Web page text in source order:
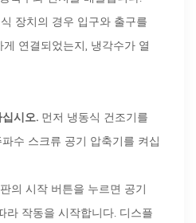
장치의 경우 입구와 출구를
연결되었는지, 냉각수가 열
시오. 먼저 냉동식 건조기를
수 스크류 공기 압축기를 켜십
의 시작 버튼을 누르면 공기
라 작동을 시작합니다. 디스플